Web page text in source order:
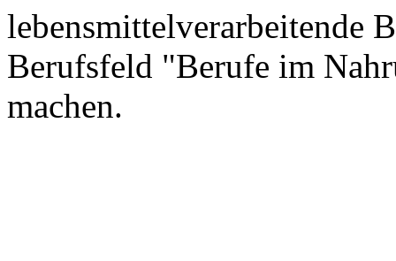
lebensmittelverarbeitende
Berufsfeld "Berufe im
machen.